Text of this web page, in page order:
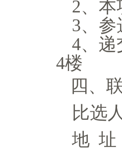
2、 本
3、参
4、 递
4楼
四、
比选
地 址